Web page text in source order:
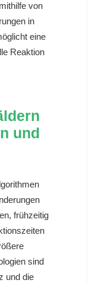
von
in
eine
Reaktion
und
frühzeitig
sind
und die